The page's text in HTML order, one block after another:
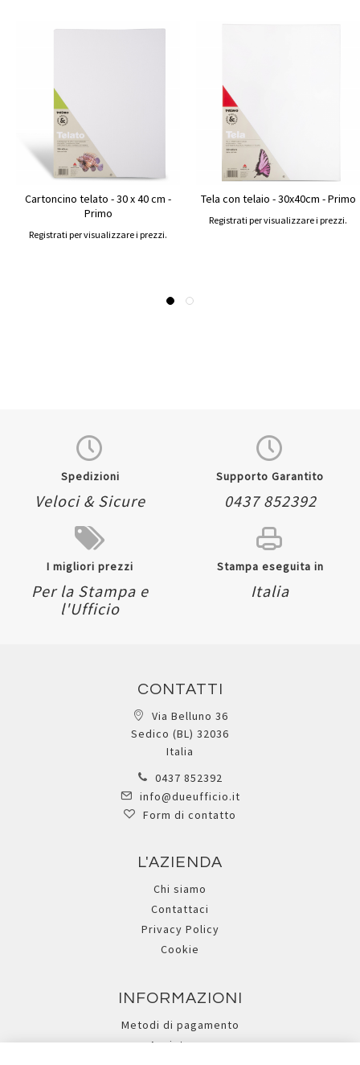
Cartoncino telato - 30 x 40 cm -
Primo
Registrati per visualizzare i prezzi.
Tela con telaio - 30x40cm - Primo
Registrati per visualizzare i prezzi.
Spedizioni
Veloci & Sicure
Supporto Garantito
0437 852392
I migliori prezzi
Per la Stampa e
l'Ufficio
Stampa eseguita in
Italia
CONTATTI
Via Belluno 36
Sedico (BL) 32036
Italia
0437 852392
info@dueufficio.it
Form di contatto
L'AZIENDA
Chi siamo
Contattaci
Privacy Policy
Cookie
INFORMAZIONI
Metodi di pagamento
Assistenza